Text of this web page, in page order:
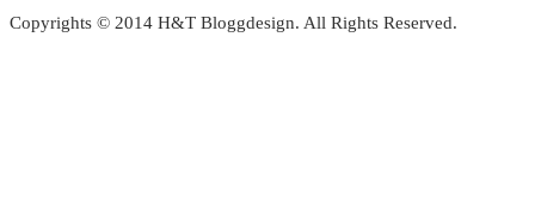
Copyrights © 2014 H&T Bloggdesign. All Rights Reserved.